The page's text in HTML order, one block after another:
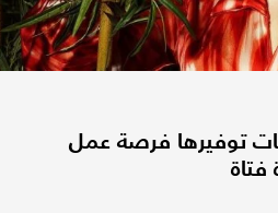
توفيرها فرصة عمل